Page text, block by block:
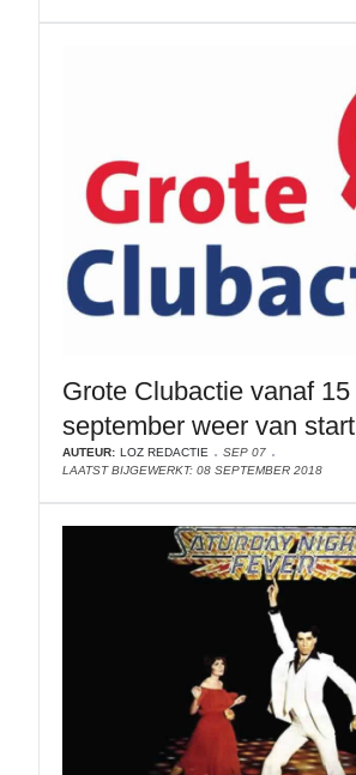
Grote Clubactie vanaf 15
september weer van start
AUTEUR: LOZ REDACTIE
SEP 07
LAATST BIJGEWERKT: 08 SEPTEMBER 2018